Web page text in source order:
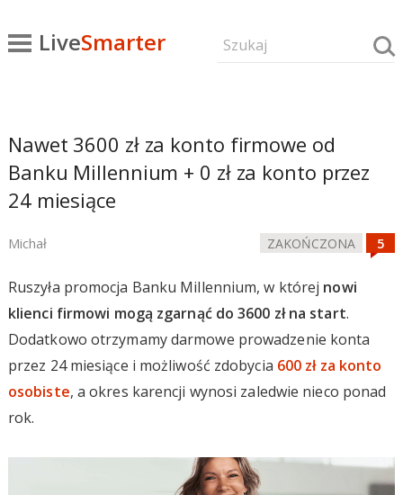
LiveSmarter
Nawet 3600 zł za konto firmowe od
Banku Millennium + 0 zł za konto przez
24 miesiące
Michał ZAKOŃCZONA
Ruszyła promocja Banku Millennium, w której nowi
klienci firmowi mogą zgarnąć do 3600 zł na start.
Dodatkowo otrzymamy darmowe prowadzenie konta
przez 24 miesiące i możliwość zdobycia 600 zł za konto
osobiste, a okres karencji wynosi zaledwie nieco ponad
rok.